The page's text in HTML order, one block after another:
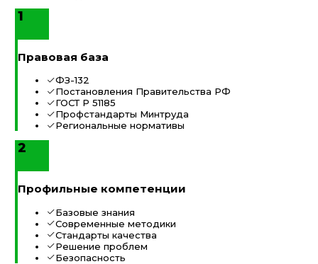
1
Правовая база
ФЗ-132
Постановления Правительства РФ
ГОСТ Р 51185
Профстандарты Минтруда
Региональные нормативы
2
Профильные компетенции
Базовые знания
Современные методики
Стандарты качества
Решение проблем
Безопасность